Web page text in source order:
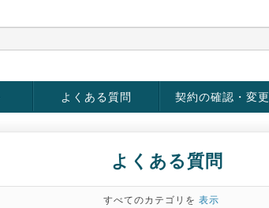
よくある質問 契約の確認・変更
よくある質問
すべてのカテゴリを 表示